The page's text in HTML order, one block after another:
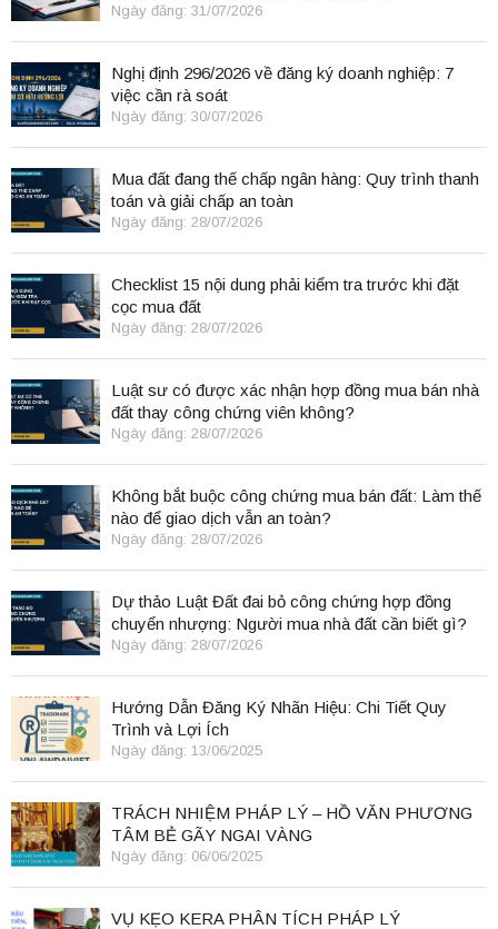
Ngày đăng: 31/07/2026
Nghị định 296/2026 về đăng ký doanh nghiệp: 7
việc cần rà soát
Ngày đăng: 30/07/2026
Mua đất đang thế chấp ngân hàng: Quy trình thanh
toán và giải chấp an toàn
Ngày đăng: 28/07/2026
Checklist 15 nội dung phải kiểm tra trước khi đặt
cọc mua đất
Ngày đăng: 28/07/2026
Luật sư có được xác nhận hợp đồng mua bán nhà
đất thay công chứng viên không?
Ngày đăng: 28/07/2026
Không bắt buộc công chứng mua bán đất: Làm thế
nào để giao dịch vẫn an toàn?
Ngày đăng: 28/07/2026
Dự thảo Luật Đất đai bỏ công chứng hợp đồng
chuyển nhượng: Người mua nhà đất cần biết gì?
Ngày đăng: 28/07/2026
Hướng Dẫn Đăng Ký Nhãn Hiệu: Chi Tiết Quy
Trình và Lợi Ích
Ngày đăng: 13/06/2025
TRÁCH NHIỆM PHÁP LÝ – HỒ VĂN PHƯƠNG
TÂM BẺ GÃY NGAI VÀNG
Ngày đăng: 06/06/2025
VỤ KẸO KERA PHÂN TÍCH PHÁP LÝ